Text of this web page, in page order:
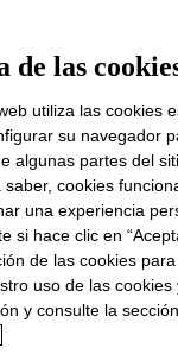
para el
de las
utiliza las cookies
su navegador
algunas partes del
saber, cookies
una experiencia
si hace clic en
de las cookies
uso de las cookies
y consulte la